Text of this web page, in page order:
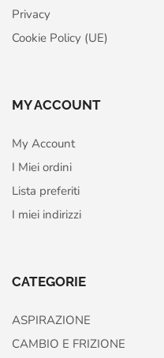
Privacy
Cookie Policy (UE)
MY ACCOUNT
My Account
I Miei ordini
Lista preferiti
I miei indirizzi
CATEGORIE
ASPIRAZIONE
CAMBIO E FRIZIONE